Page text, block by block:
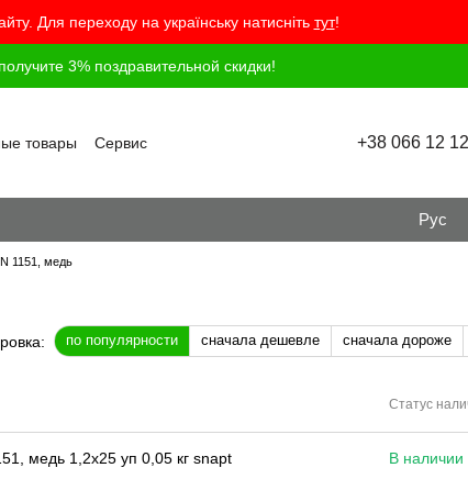
Для переходу на українську натисніть тут!
3% поздравительной скидки!
товары
Сервис
+38 066 12
Рус
1151, медь
по популярности сначала дешевле сначала дороже
Статус
медь 1,2x25 уп 0,05 кг snapt В наличии